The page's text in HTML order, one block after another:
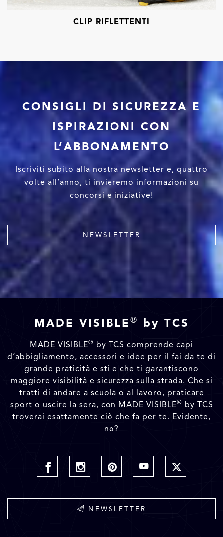
CLIP RIFLETTENTI
CONSIGLI DI SICUREZZA E
ISPIRAZIONI CON
L’ABBONAMENTO
Iscriviti subito alla nostra newsletter e, quattro
volte all’anno, ti invieremo informazioni su
concorsi e iniziative!
NEWSLETTER
MADE VISIBLE ® by TCS
MADE VISIBLE® by TCS comprende capi
d’abbigliamento, accessori e idee per il fai da te di
grande praticità e stile che ti garantiscono
maggiore visibilità e sicurezza sulla strada. Che si
tratti di andare a scuola o al lavoro, praticare
sport o uscire la sera, con MADE VISIBLE® by TCS
troverai esattamente ciò che fa per te. Evidente,
no?
NEWSLETTER